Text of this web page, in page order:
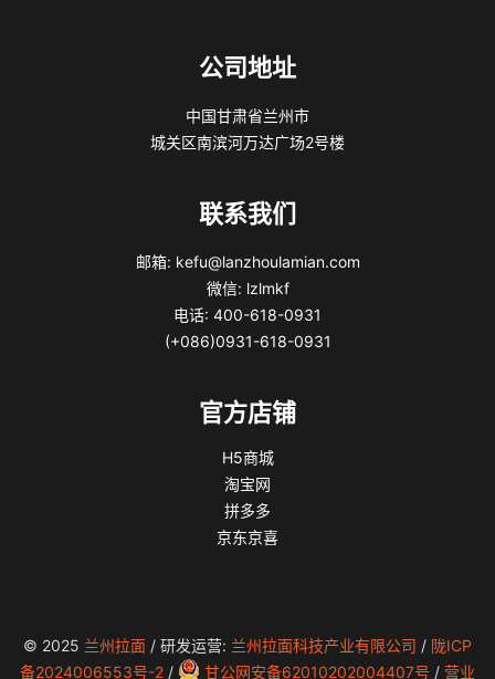
公司地址
中国甘肃省兰州市
城关区南滨河万达广场2号楼
联系我们
邮箱: kefu@lanzhoulamian.com
微信: lzlmkf
电话: 400-618-0931
(+086)0931-618-0931
官方店铺
H5商城
淘宝网
拼多多
京东京喜
© 2025 兰州拉面 / 研发运营: 兰州拉面科技产业有限公司 / 陇ICP
备2024006553号-2 / 甘公网安备62010202004407号 / 营业